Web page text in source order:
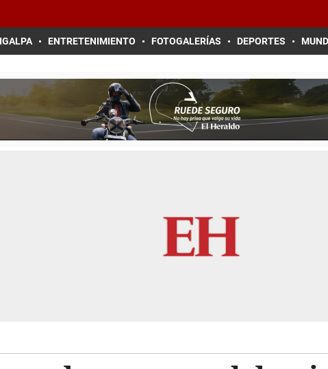
ENTRETENIMIENTO FOTOGALERÍAS DEPORTES